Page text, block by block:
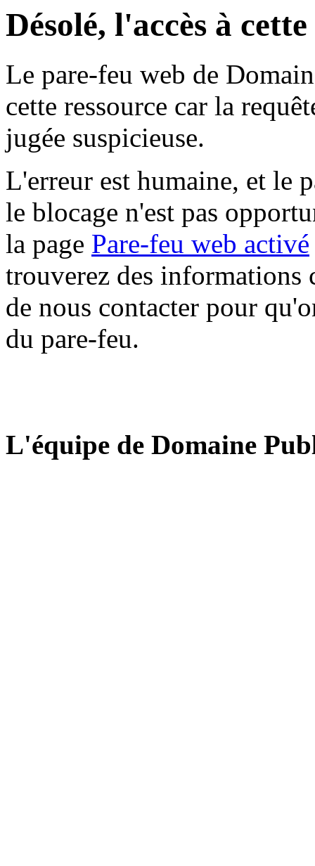
Désolé, l'accès à
Le pare-feu web de
cette ressource car la
jugée suspicieuse.
L'erreur est humaine, et le
le blocage n'est pas
la page Pare-feu web activé
trouverez des informations
de nous contacter pour
du pare-feu.
L'équipe de Domaine